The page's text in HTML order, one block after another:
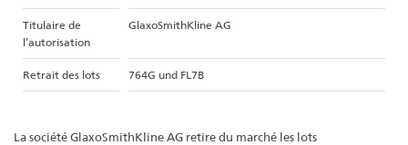
Titulaire de
l’autorisation
GlaxoSmithKline AG
Retrait des lots 764G und FL7B
La société GlaxoSmithKline AG retire du marché les lots